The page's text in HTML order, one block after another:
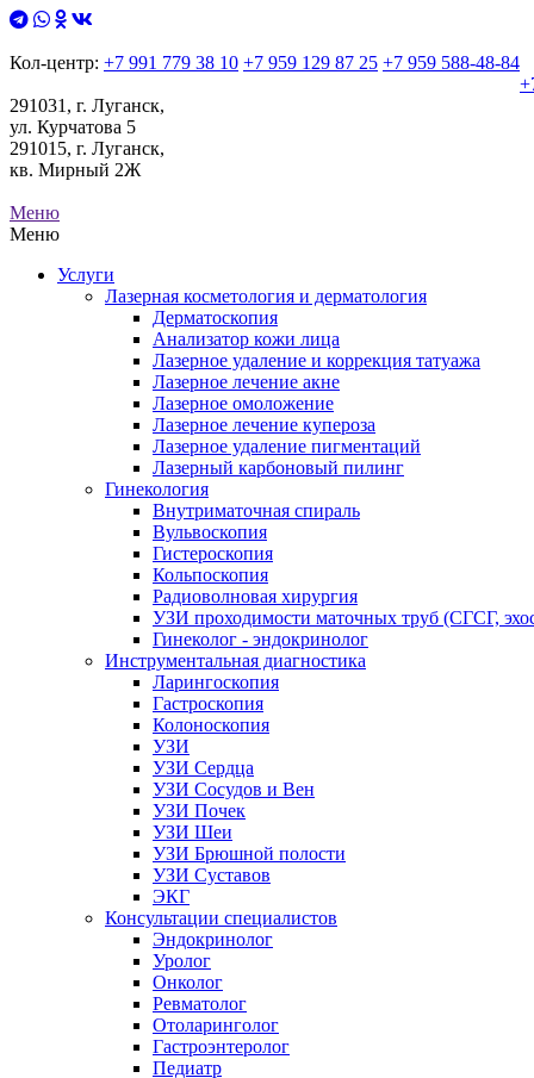
Кол-центр: +7 991 779 38 10 +7 959 129 87 25 +7 959 588-48-84
291031, г. Луганск,
ул. Курчатова 5
291015, г. Луганск,
кв. Мирный 2Ж
Меню
Меню
Услуги
Лазерная косметология и дерматология
Дерматоскопия
Анализатор кожи лица
Лазерное удаление и коррекция татуажа
Лазерное лечение акне
Лазерное омоложение
Лазерное лечение купероза
Лазерное удаление пигментаций
Лазерный карбоновый пилинг
Гинекология
Внутриматочная спираль
Вульвоскопия
Гистероскопия
Кольпоскопия
Радиоволновая хирургия
УЗИ проходимости маточных труб (СГСГ,
Гинеколог - эндокринолог
Инструментальная диагностика
Ларингоскопия
Гастроскопия
Колоноскопия
УЗИ
УЗИ Сердца
УЗИ Сосудов и Вен
УЗИ Почек
УЗИ Шеи
УЗИ Брюшной полости
УЗИ Суставов
ЭКГ
Консультации специалистов
Эндокринолог
Уролог
Онколог
Ревматолог
Отоларинголог
Гастроэнтеролог
Педиатр